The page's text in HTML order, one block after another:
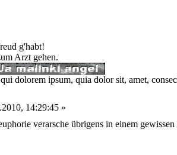
g'habt!
Arzt gehen.
dolorem ipsum, quia dolor sit, amet,
14:29:45 »
verarsche übrigens in einem